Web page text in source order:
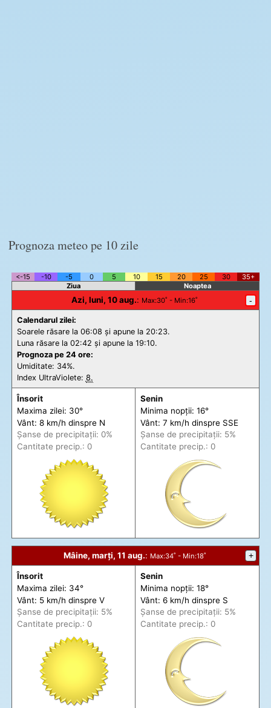
Prognoza meteo pe 10 zile
<-15 -10 -5 0 5 10 15 20 25 30
35+
Ziua
Noaptea
Azi, luni, 10 aug.: Max:30˚ - Min:16˚ -
Calendarul zilei:
Soarele răsare la 06:08 și apune la 20:23.
Luna răsare la 02:42 și apune la 19:10.
Prognoza pe 24 ore:
Umiditate: 34%.
Index UltraViolete: 8.
Însorit
Maxima zilei: 30°
Vânt: 8 km/h dinspre N
Șanse de precipitații: 0%
Cantitate precip.: 0
Senin
Minima nopții: 16°
Vânt: 7 km/h dinspre SSE
Șanse de precipitații: 5%
Cantitate precip.: 0
Mâine, marți, 11 aug.: Max:34˚ - Min:18˚ +
Însorit
Maxima zilei: 34°
Vânt: 5 km/h dinspre V
Șanse de precipitații: 5%
Cantitate precip.: 0
Senin
Minima nopții: 18°
Vânt: 6 km/h dinspre S
Șanse de precipitații: 5%
Cantitate precip.: 0